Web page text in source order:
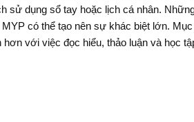
sử dụng sổ tay hoặc lịch cá nhân.
có thể tạo nên sự khác biệt lớn.
với việc đọc hiểu, thảo luận và học